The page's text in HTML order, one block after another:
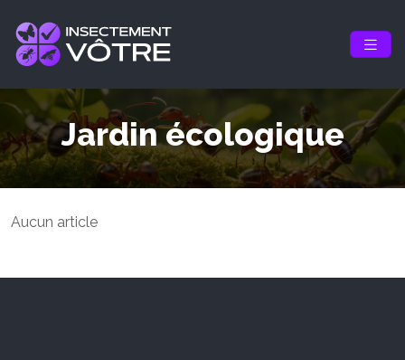
Jardin écologique
Aucun article